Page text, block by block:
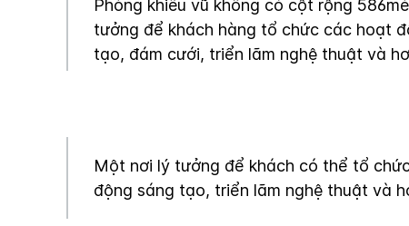
Phòng khiêu vũ không có cột rộng
tưởng để khách hàng tổ chức các hoạt
tạo, đám cưới, triển lãm nghệ thuật và
Một nơi lý tưởng để khách có thể tổ
động sáng tạo, triển lãm nghệ thuật và